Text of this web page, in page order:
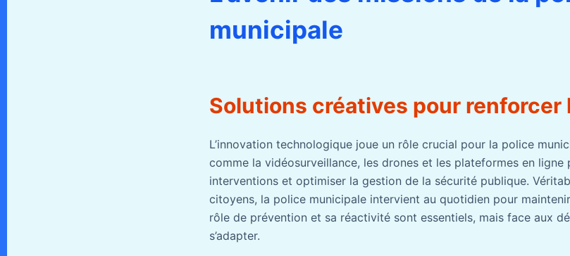
municipale
Solutions créatives pour renforcer
L’innovation technologique joue un rôle crucial pour la police
comme la vidéosurveillance, les drones et les plateformes en ligne
interventions et optimiser la gestion de la sécurité publique.
citoyens, la police municipale intervient au quotidien pour
rôle de prévention et sa réactivité sont essentiels, mais face aux
s’adapter.